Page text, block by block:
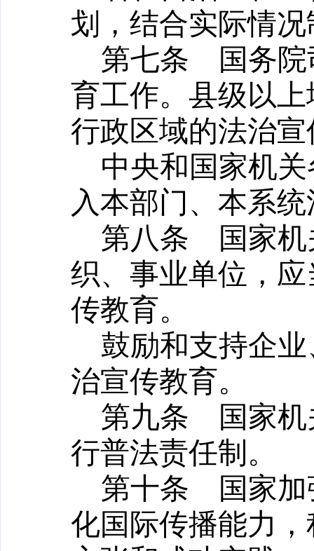
划，结合实际情
第七条 国务院
育工作。县级以
行政区域的法治
中央和国家机
入本部门、本系
第八条 国家机
织、事业单位，
传教育。
鼓励和支持企
治宣传教育。
第九条 国家机
行普法责任制。
第十条 国家加
化国际传播能力